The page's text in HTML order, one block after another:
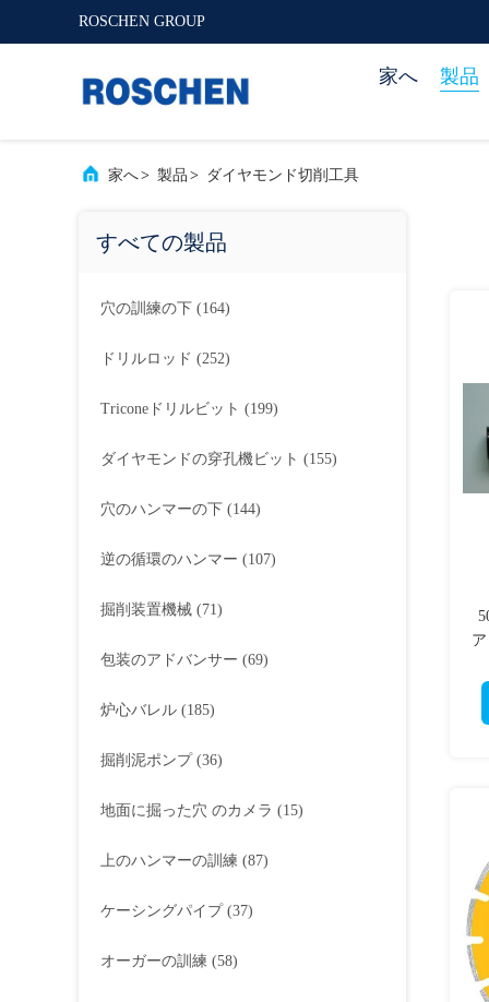
ROSCHEN GROUP
家へ 製品
家へ> 製品 > ダイヤモンド切削工具
すべての製品
穴の訓練の下 (164)
ドリルロッド (252)
Triconeドリルビット (199)
ダイヤモンドの穿孔機ビット (155)
穴のハンマーの下 (144)
逆の循環のハンマー (107)
掘削装置機械 (71)
包装のアドバンサー (69)
炉心バレル (185)
掘削泥ポンプ (36)
地面に掘った穴 のカメラ (15)
上のハンマーの訓練 (87)
ケーシングパイプ (37)
オーガーの訓練 (58)